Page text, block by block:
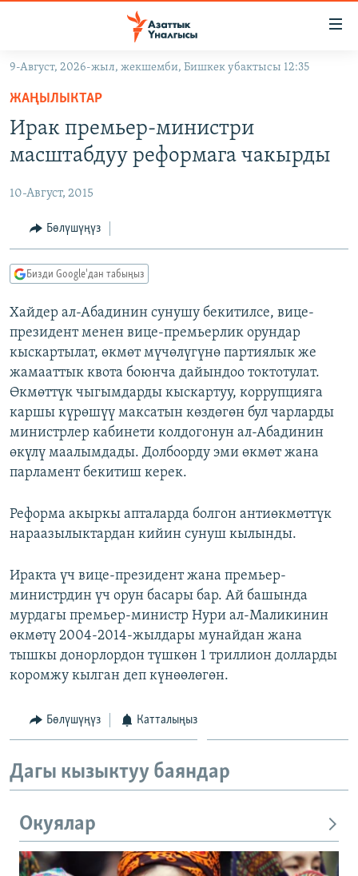
Навигацияга
өтүңүз
Издөөгө
салыңызКЫРГЫЗСТАН
ЭКОНОМИКА
МАДАНИЯТ
ДҮЙНӨ
БОРБОР АЗИЯ
АТАЙЫН ИЛИКТӨӨ
ТВ ПРОГРАММАЛАР
ЭКСПЕРТТЕР ТАЛДАЙТ
БИЗ ЖАНА ДҮЙНӨ
ЭЖЕ-СИҢДИЛЕР
АЗАТТЫК+
ЫҢГАЙСЫЗ СУРООЛОР
ӨЗГӨЧӨ ПИКИР
Русский
ОНЛАЙН ШЕРИНЕ
ЭЕ/АРнун бардык сайттары
9-Август, 2026-жыл, жекшемби, Бишкек убактысы 12:35
ЖАҢЫЛЫКТАР
Ирак премьер-министри
масштабдуу реформага чакырды
10-Август, 2015
Бөлүшүңүз
Бизди Google'дан табыңыз
Хайдер ал-Абадинин сунушу бекитилсе, вице-
президент менен вице-премьерлик орундар
кыскартылат, өкмөт мүчөлүгүнө партиялык же
жамааттык квота боюнча дайындоо токтотулат.
Өкмөттүк чыгымдарды кыскартуу, коррупцияга
каршы күрөшүү максатын көздөгөн бул чарларды
министрлер кабинети колдогонун ал-Абадинин
өкүлү маалымдады. Долбоорду эми өкмөт жана
парламент бекитиш керек.
Реформа акыркы апталарда болгон антиөкмөттүк
нараазылыктардан кийин сунуш кылынды.
Иракта үч вице-президент жана премьер-
министрдин үч орун басары бар. Ай башында
мурдагы премьер-министр Нури ал-Маликинин
өкмөтү 2004-2014-жылдары мунайдан жана
тышкы донорлордон түшкөн 1 триллион долларды
коромжу кылган деп күнөөлөгөн.
Бөлүшүңүз Катталыңыз
Дагы кызыктуу баяндар
Окуялар